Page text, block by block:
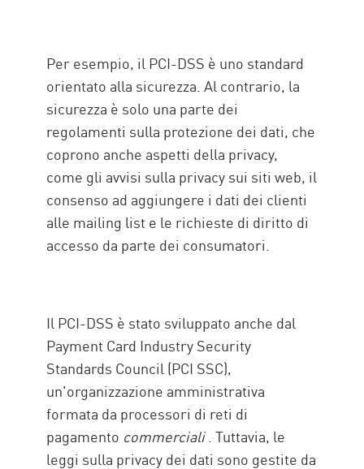
Per esempio, il PCI-DSS è uno standard
orientato alla sicurezza. Al contrario, la
sicurezza è solo una parte dei
regolamenti sulla protezione dei dati, che
coprono anche aspetti della privacy,
come gli avvisi sulla privacy sui siti web, il
consenso ad aggiungere i dati dei clienti
alle mailing list e le richieste di diritto di
accesso da parte dei consumatori.
Il PCI-DSS è stato sviluppato anche dal
Payment Card Industry Security
Standards Council (PCI SSC),
un'organizzazione amministrativa
formata da processori di reti di
pagamento commerciali. Tuttavia, le
leggi sulla privacy dei dati sono gestite da